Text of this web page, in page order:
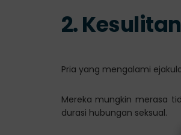
2.
Pria yang mengalami
Mereka mungkin merasa
durasi hubungan seksual.